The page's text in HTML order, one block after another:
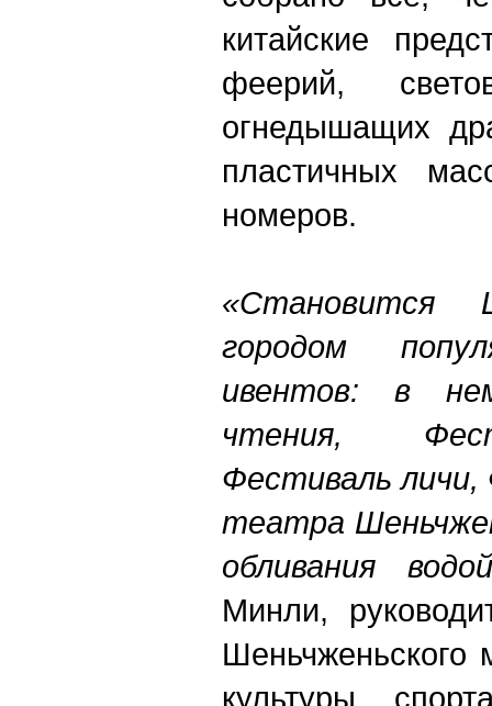
китайские
феерий,
огнедышащих
пластичных
номеров.
«Становится
городом
ивентов: в
чтения,
Фестиваль
театра
обливания
Минли,
Шеньчженьского
культуры,